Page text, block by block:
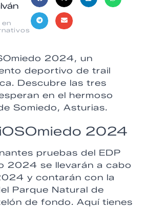
2024, un
deportivo de trail
Descubre las tres
en el hermoso
Somiedo, Asturias.
2024
pruebas del EDP
2024 se llevarán a cabo
y contarán con la
Parque Natural de
de fondo. Aquí tienes